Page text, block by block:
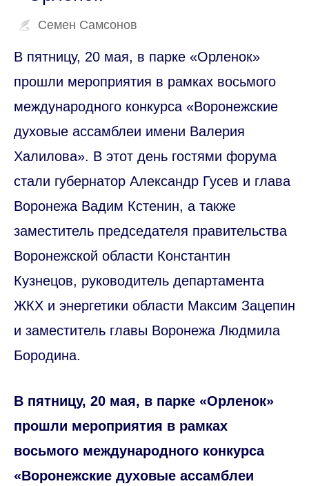
Семен Самсонов
В пятницу, 20 мая, в парке «Орленок»
прошли мероприятия в рамках восьмого
международного конкурса «Воронежские
духовые ассамблеи имени Валерия
Халилова». В этот день гостями форума
стали губернатор Александр Гусев и глава
Воронежа Вадим Кстенин, а также
заместитель председателя правительства
Воронежской области Константин
Кузнецов, руководитель департамента
ЖКХ и энергетики области Максим Зацепин
и заместитель главы Воронежа Людмила
Бородина.
В пятницу, 20 мая, в парке «Орленок»
прошли мероприятия в рамках
восьмого международного конкурса
«Воронежские духовые ассамблеи